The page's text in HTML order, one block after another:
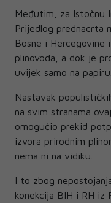
Međutim, za Istočnu
Prijedlog prednacrta
Bosne i Hercegovine
plinovoda, a dok je
uvijek samo na papiru.
Nastavak
na svim stranama
omogućio prekid
izvora prirodnim
nema ni na vidiku.
I to zbog
konekcija BIH i RH iz